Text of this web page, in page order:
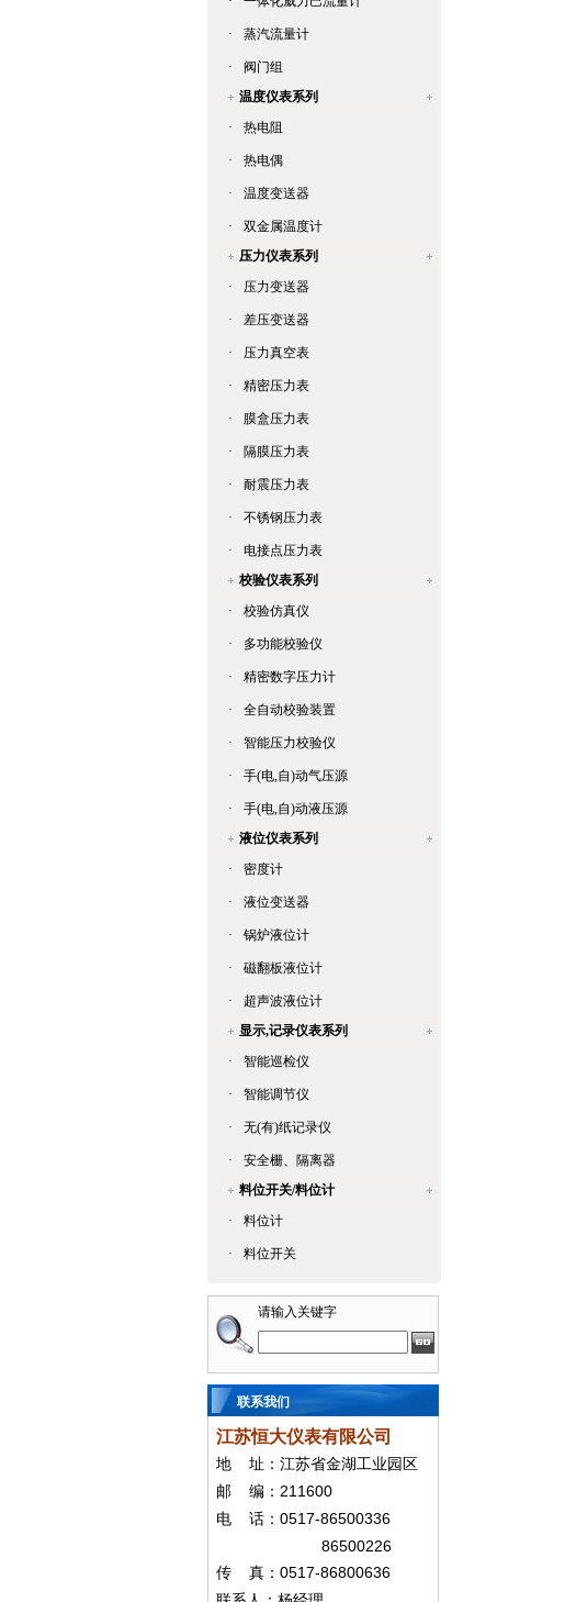
· 蒸汽流量计
·
阀门组
温度仪表系列
·
热电阻
· 热电偶
· 温度变送器
·
双金属温度计
压力仪表系列
·
压力变送器
· 差压变送器
· 压力真空表
· 精密压力表
· 膜盒压力表
· 隔膜压力表
· 耐震压力表
· 不锈钢压力表
·
电接点压力表
校验仪表系列
·
校验仿真仪
· 多功能校验仪
· 精密数字压力计
· 全自动校验装置
· 智能压力校验仪
· 手(电,自)动气压源
·
手(电,自)动液压源
液位仪表系列
·
密度计
· 液位变送器
· 锅炉液位计
· 磁翻板液位计
·
超声波液位计
显示,记录仪表系列
·
智能巡检仪
· 智能调节仪
· 无(有)纸记录仪
·
安全栅、隔离器
料位开关/料位计
·
料位计
· 料位开关
请输入关键字
联系我们
江苏恒大仪表有限公司
地
址：江苏省金湖工业园区
邮
编： 211600
电 话： 0517-86500336
86500226
传 真： 0517-86800636